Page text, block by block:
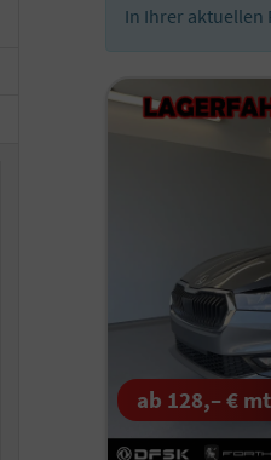
In Ihrer aktuellen
ab 128,– €